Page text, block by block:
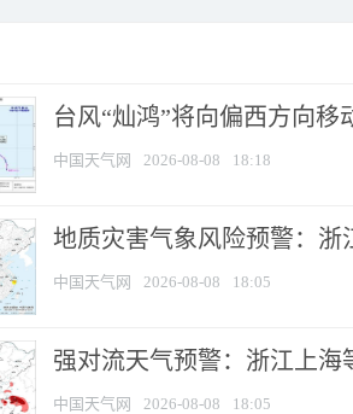
台风“灿鸿”将向偏西方向移
中国天气网 2026-08-08 18:18
地质灾害气象风险预警：
中国天气网 2026-08-08 18:05
强对流天气预警：浙江上海
中国天气网 2026-08-08 18:05